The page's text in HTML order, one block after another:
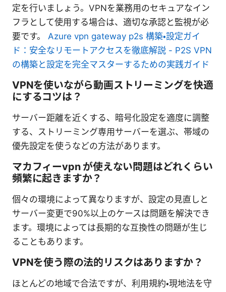
定を行いましょう。VPNを業務用のセキュアなイン
フラとして使用する場合は、適切な承認と監視が必
要です。 Azure vpn gateway p2s 構築・設定ガイ
ド：安全なリモートアクセスを徹底解説 - P2S VPN
の構築と設定を完全マスターするための実践ガイド
VPNを使いながら動画ストリーミングを快適
にするコツは？
サーバー距離を近くする、暗号化設定を適度に調整
する、ストリーミング専用サーバーを選ぶ、帯域の
優先設定を使うなどの方法があります。
マカフィーvpn が使えない問題はどれくらい
頻繁に起きますか？
個々の環境によって異なりますが、設定の見直しと
サーバー変更で90%以上のケースは問題を解決でき
ます。環境によっては長期的な互換性の問題が生じ
ることもあります。
VPNを使う際の法的リスクはありますか？
ほとんどの地域で合法ですが、利用規約・現地法を守